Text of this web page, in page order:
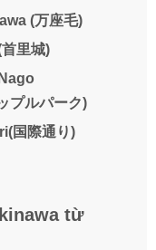
(万座毛)
里城)
プルパーク)
国際通り)
từ